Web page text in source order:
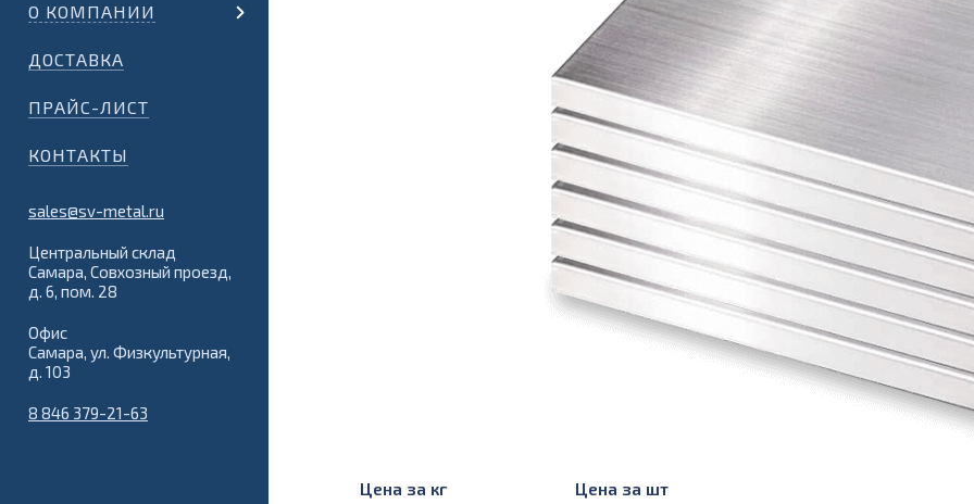
О КОМПАНИИ
ДОСТАВКА
ПРАЙС-ЛИСТ
КОНТАКТЫ
sales@sv-metal.ru
Центральный склад
Самара, Совхозный проезд,
д. 6, пом. 28
Офис
Самара, ул. Физкультурная,
д. 103
8 846 379-21-63
Цена за кг Цена за шт